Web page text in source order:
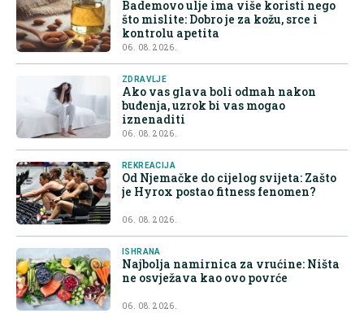
Bademovo ulje ima više koristi nego
što mislite: Dobro je za kožu, srce i
kontrolu apetita
06. 08. 2026.
ZDRAVLJE
Ako vas glava boli odmah nakon
buđenja, uzrok bi vas mogao
iznenaditi
06. 08. 2026.
REKREACIJA
Od Njemačke do cijelog svijeta: Zašto
je Hyrox postao fitness fenomen?
06. 08. 2026.
ISHRANA
Najbolja namirnica za vrućine: Ništa
ne osvježava kao ovo povrće
06. 08. 2026.